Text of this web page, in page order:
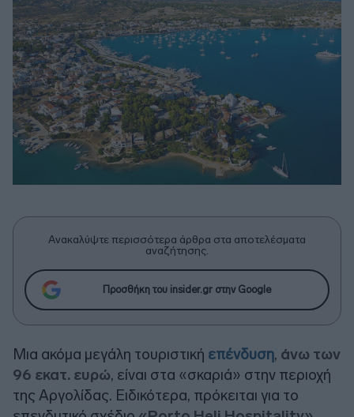
Ανακαλύψτε περισσότερα άρθρα στα αποτελέσματα
αναζήτησης.
Προσθήκη του insider.gr στην Google
Μια ακόμα μεγάλη τουριστική επένδυση, άνω των
96 εκατ. ευρώ, είναι στα «σκαριά» στην περιοχή
της Αργολίδας. Ειδικότερα, πρόκειται για το